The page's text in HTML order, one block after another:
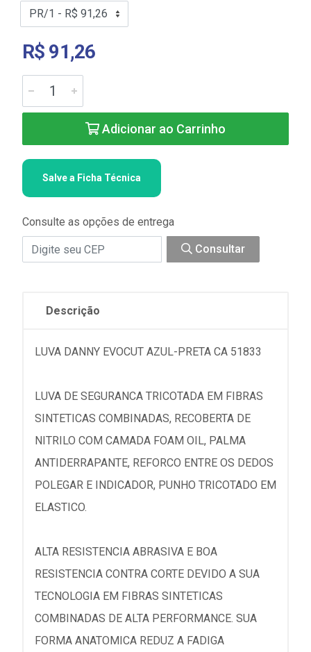
R$ 91,26
Adicionar ao Carrinho
Salve a Ficha Técnica
Consulte as opções de entrega
Consultar
Descrição
LUVA DANNY EVOCUT AZUL-PRETA CA 51833
LUVA DE SEGURANCA TRICOTADA EM FIBRAS
SINTETICAS COMBINADAS, RECOBERTA DE
NITRILO COM CAMADA FOAM OIL, PALMA
ANTIDERRAPANTE, REFORCO ENTRE OS DEDOS
POLEGAR E INDICADOR, PUNHO TRICOTADO EM
ELASTICO.
ALTA RESISTENCIA ABRASIVA E BOA
RESISTENCIA CONTRA CORTE DEVIDO A SUA
TECNOLOGIA EM FIBRAS SINTETICAS
COMBINADAS DE ALTA PERFORMANCE. SUA
FORMA ANATOMICA REDUZ A FADIGA